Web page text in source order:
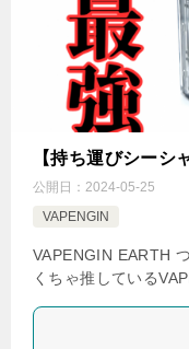
【持ち運びシー
公開日： 2024-05-25
VAPENGIN
VAPENGIN EARTH
くちゃ推している